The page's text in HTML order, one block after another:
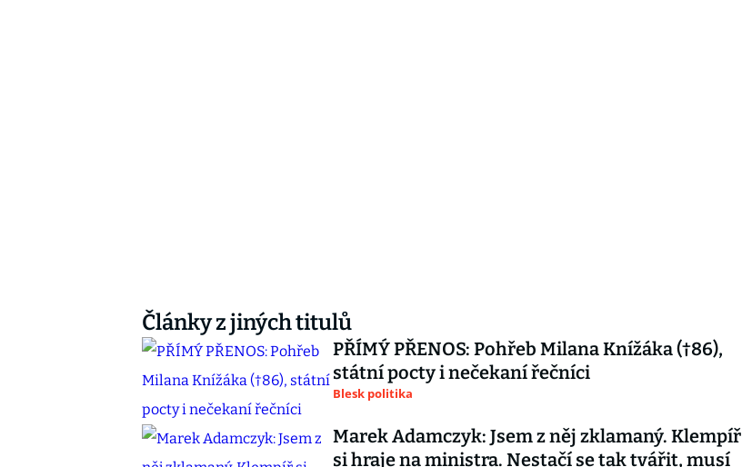
Články z jiných titulů
PŘÍMÝ PŘENOS: Pohřeb Milana Knížáka (†86),
státní pocty i nečekaní řečníci
Blesk politika
Marek Adamczyk: Jsem z něj zklamaný. Klempíř
si hraje na ministra. Nestačí se tak tvářit, musí